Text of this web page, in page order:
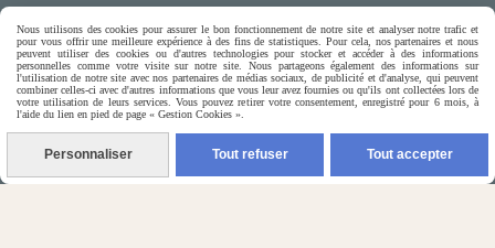
N'hésitez pas à contacter Monique
par téléphone
0618321265
ou par message
Nous utilisons des cookies pour assurer le bon fonctionnement de notre site et analyser notre trafic et
pour vous offrir une meilleure expérience à des fins de statistiques. Pour cela, nos partenaires et nous
peuvent utiliser des cookies ou d'autres technologies pour stocker et accéder à des informations
personnelles comme votre visite sur notre site. Nous partageons également des informations sur
l'utilisation de notre site avec nos partenaires de médias sociaux, de publicité et d'analyse, qui peuvent
combiner celles-ci avec d'autres informations que vous leur avez fournies ou qu'ils ont collectées lors de
votre utilisation de leurs services. Vous pouvez retirer votre consentement, enregistré pour 6 mois, à
l'aide du lien en pied de page « Gestion Cookies ».
Personnaliser Tout refuser Tout accepter